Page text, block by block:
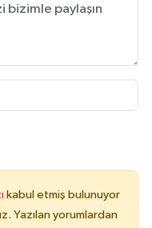
kabul etmiş bulunuyor
Yazılan yorumlardan